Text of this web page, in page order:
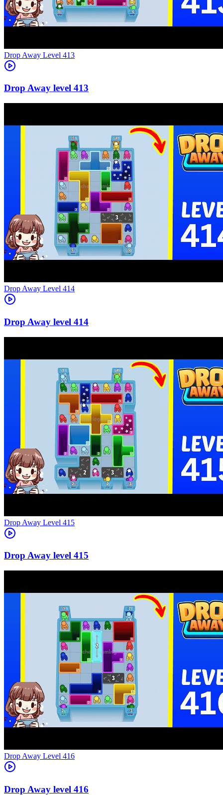
Level 413
413
Level 414
414
Level 415
415
Level 416
416